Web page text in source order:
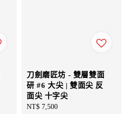
刀劍磨匠坊 - 雙層雙面
研 #6 大尖 | 雙面尖 反
面尖 十字尖
Regular
NT$ 7,500